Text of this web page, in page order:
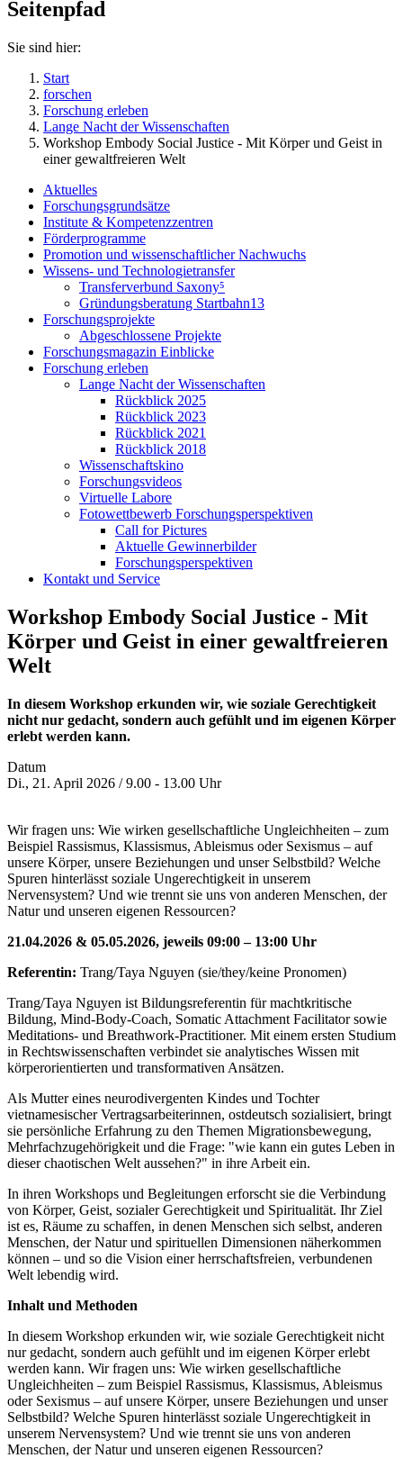
Seitenpfad
Sie sind hier:
Start
forschen
Forschung erleben
Lange Nacht der Wissenschaften
Workshop Embody Social Justice - Mit Körper und Geist in
einer gewaltfreieren Welt
Aktuelles
Forschungsgrundsätze
Institute & Kompetenzzentren
Förderprogramme
Promotion und wissenschaftlicher Nachwuchs
Wissens- und Technologietransfer
Transferverbund Saxony⁵
Gründungsberatung Startbahn13
Forschungsprojekte
Abgeschlossene Projekte
Forschungsmagazin Einblicke
Forschung erleben
Lange Nacht der Wissenschaften
Rückblick 2025
Rückblick 2023
Rückblick 2021
Rückblick 2018
Wissenschaftskino
Forschungsvideos
Virtuelle Labore
Fotowettbewerb Forschungsperspektiven
Call for Pictures
Aktuelle Gewinnerbilder
Forschungsperspektiven
Kontakt und Service
Workshop Embody Social Justice - Mit
Körper und Geist in einer gewaltfreieren
Welt
In diesem Workshop erkunden wir, wie soziale Gerechtigkeit
nicht nur gedacht, sondern auch gefühlt und im eigenen Körper
erlebt werden kann.
Datum
Di., 21. April 2026 / 9.00 - 13.00 Uhr
Wir fragen uns: Wie wirken gesellschaftliche Ungleichheiten – zum
Beispiel Rassismus, Klassismus, Ableismus oder Sexismus – auf
unsere Körper, unsere Beziehungen und unser Selbstbild? Welche
Spuren hinterlässt soziale Ungerechtigkeit in unserem
Nervensystem? Und wie trennt sie uns von anderen Menschen, der
Natur und unseren eigenen Ressourcen?
21.04.2026 & 05.05.2026, jeweils 09:00 – 13:00 Uhr
Referentin: Trang/Taya Nguyen (sie/they/keine Pronomen)
Trang/Taya Nguyen ist Bildungsreferentin für machtkritische
Bildung, Mind-Body-Coach, Somatic Attachment Facilitator sowie
Meditations- und Breathwork-Practitioner. Mit einem ersten Studium
in Rechtswissenschaften verbindet sie analytisches Wissen mit
körperorientierten und transformativen Ansätzen.
Als Mutter eines neurodivergenten Kindes und Tochter
vietnamesischer Vertragsarbeiterinnen, ostdeutsch sozialisiert, bringt
sie persönliche Erfahrung zu den Themen Migrationsbewegung,
Mehrfachzugehörigkeit und die Frage: "wie kann ein gutes Leben in
dieser chaotischen Welt aussehen?" in ihre Arbeit ein.
In ihren Workshops und Begleitungen erforscht sie die Verbindung
von Körper, Geist, sozialer Gerechtigkeit und Spiritualität. Ihr Ziel
ist es, Räume zu schaffen, in denen Menschen sich selbst, anderen
Menschen, der Natur und spirituellen Dimensionen näherkommen
können – und so die Vision einer herrschaftsfreien, verbundenen
Welt lebendig wird.
Inhalt und Methoden
In diesem Workshop erkunden wir, wie soziale Gerechtigkeit nicht
nur gedacht, sondern auch gefühlt und im eigenen Körper erlebt
werden kann. Wir fragen uns: Wie wirken gesellschaftliche
Ungleichheiten – zum Beispiel Rassismus, Klassismus, Ableismus
oder Sexismus – auf unsere Körper, unsere Beziehungen und unser
Selbstbild? Welche Spuren hinterlässt soziale Ungerechtigkeit in
unserem Nervensystem? Und wie trennt sie uns von anderen
Menschen, der Natur und unseren eigenen Ressourcen?